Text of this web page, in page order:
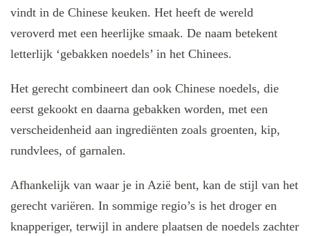
vindt in de Chinese keuken. Het heeft de wereld
veroverd met een heerlijke smaak. De naam betekent
letterlijk ‘gebakken noedels’ in het Chinees.
Het gerecht combineert dan ook Chinese noedels, die
eerst gekookt en daarna gebakken worden, met een
verscheidenheid aan ingrediënten zoals groenten, kip,
rundvlees, of garnalen.
Afhankelijk van waar je in Azië bent, kan de stijl van het
gerecht variëren. In sommige regio’s is het droger en
knapperiger, terwijl in andere plaatsen de noedels zachter